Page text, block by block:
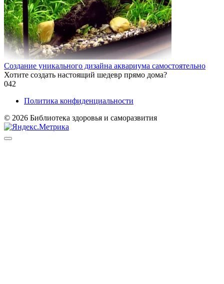
Создание уникального дизайна аквариума самостоятельно
Хотите создать настоящий шедевр прямо дома?
042
Политика конфиденциальности
© 2026 Библиотека здоровья и саморазвития